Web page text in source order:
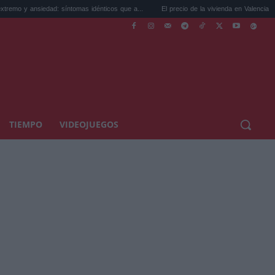
síntomas idénticos que a... El precio de la vivienda en Valencia sube a 3.485 ...
TIEMPO VIDEOJUEGOS